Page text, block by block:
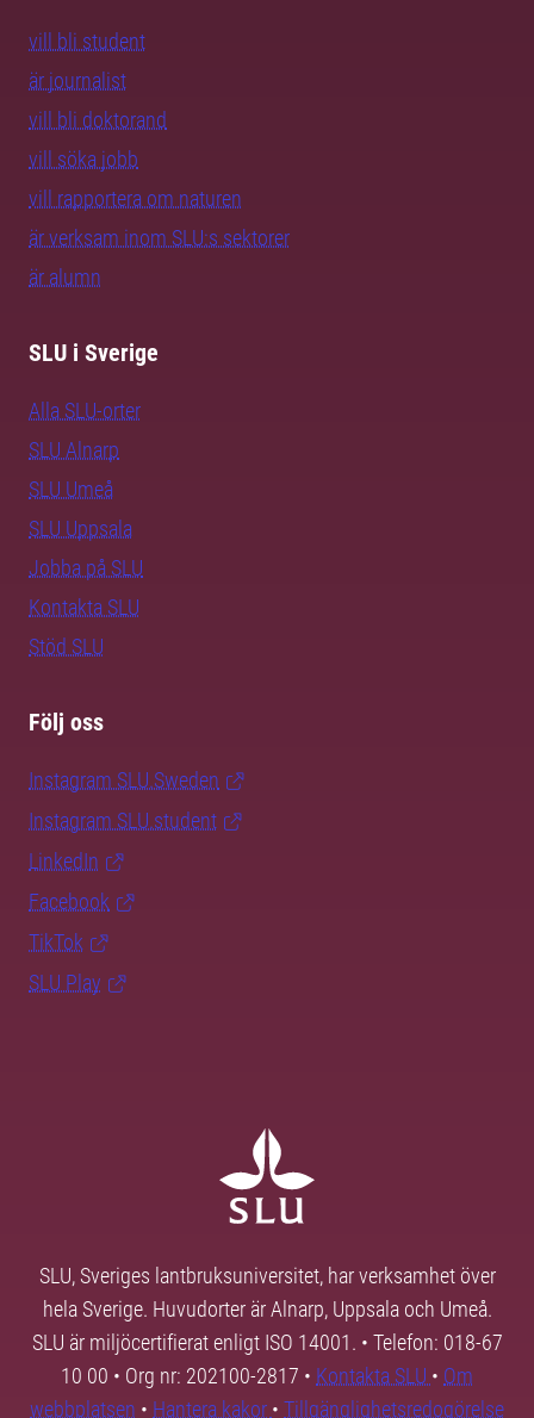
vill bli student
är journalist
vill bli doktorand
vill söka jobb
vill rapportera om naturen
är verksam inom SLU:s sektorer
är alumn
SLU i Sverige
Alla SLU-orter
SLU Alnarp
SLU Umeå
SLU Uppsala
Jobba på SLU
Kontakta SLU
Stöd SLU
Följ oss
Instagram SLU.Sweden
Instagram SLU.student
LinkedIn
Facebook
TikTok
SLU Play
SLU, Sveriges lantbruksuniversitet, har verksamhet över
hela Sverige. Huvudorter är Alnarp, Uppsala och Umeå.
SLU är miljöcertifierat enligt ISO 14001. • Telefon: 018-67
10 00 • Org nr: 202100-2817 • Kontakta SLU • Om
webbplatsen • Hantera kakor • Tillgänglighetsredogörelse